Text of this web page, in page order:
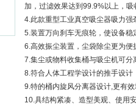
加，过滤效果达到99.9%以上，
4.此款重型工业真空吸尘器吸力
5.装置万向刹车无痕轮，使设备
6.高效振尘装置，尘袋除尘更为便
7.集尘或物料收集桶与吸尘机可
8.符合人体工程学设计的推手设
9.特的桶内旋风分离器设计,更有
10.具结构紧凑、造型美观、使用